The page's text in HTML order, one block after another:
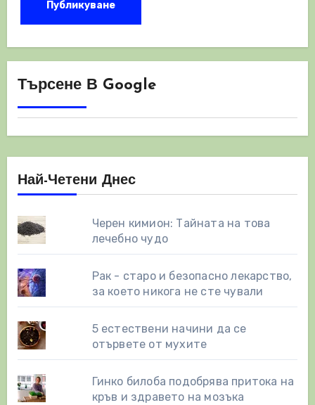
Търсене В Google
Най-Четени Днес
Черен кимион: Тайната на това
лечебно чудо
Рак - старо и безопасно лекарство,
за което никога не сте чували
5 естествени начини да се
отървете от мухите
Гинко билоба подобрява притока на
кръв и здравето на мозъка